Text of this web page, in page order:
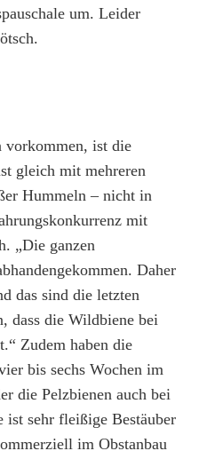
um. Leider
vorkommen, ist die
gleich mit mehreren
Hummeln – nicht in
mit
„Die ganzen
Daher
das sind die letzten
dass die Wildbiene bei
Zudem haben die
bis sechs Wochen im
die Pelzbienen auch bei
ist sehr fleißige Bestäuber
im Obstanbau